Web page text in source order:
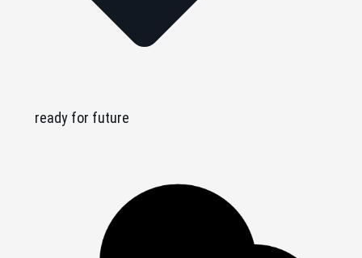
ready for future